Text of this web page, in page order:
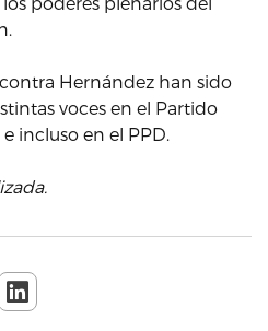
Hernández han sido
voces en el Partido
incluso en el PPD.